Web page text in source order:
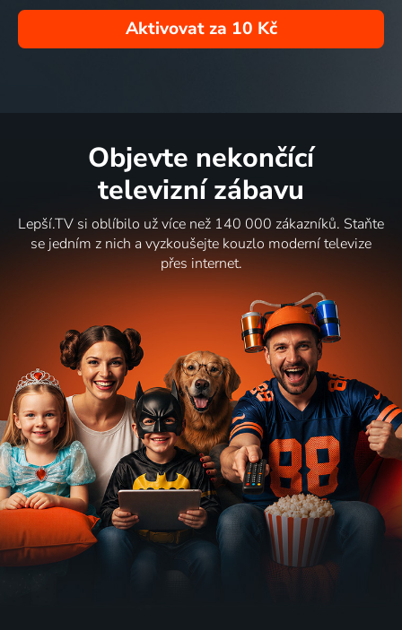
Aktivovat za 10 Kč
Objevte nekončící
televizní zábavu
Lepší.TV si oblíbilo už více než 140 000 zákazníků. Staňte
se jedním z nich a vyzkoušejte kouzlo moderní televize
přes internet.